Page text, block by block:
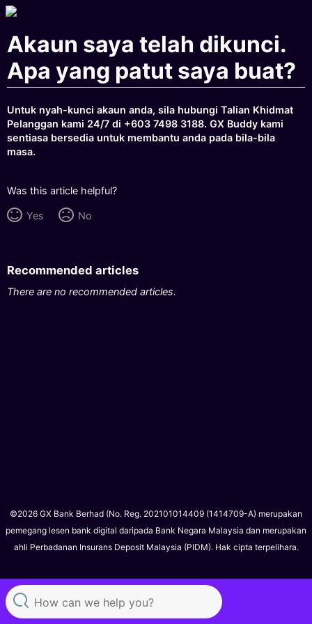
Akaun saya telah dikunci.
Apa yang patut saya buat?
Untuk nyah-kunci akaun anda, sila hubungi Talian Khidmat
Pelanggan kami 24/7 di +603 7498 3188. GX Buddy kami
sentiasa bersedia untuk membantu anda pada bila-bila
masa.
Was this article helpful?
Yes No
Recommended articles
There are no recommended articles.
©2026 GX Bank Berhad (No. Reg. 202101014409 (1414709-A) merupakan
pemegang lesen bank digital daripada Bank Negara Malaysia dan merupakan
ahli Perbadanan Insurans Deposit Malaysia (PIDM). Hak cipta terpelihara.